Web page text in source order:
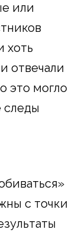
или
хоть
отвечали
это могло
следы
с точки